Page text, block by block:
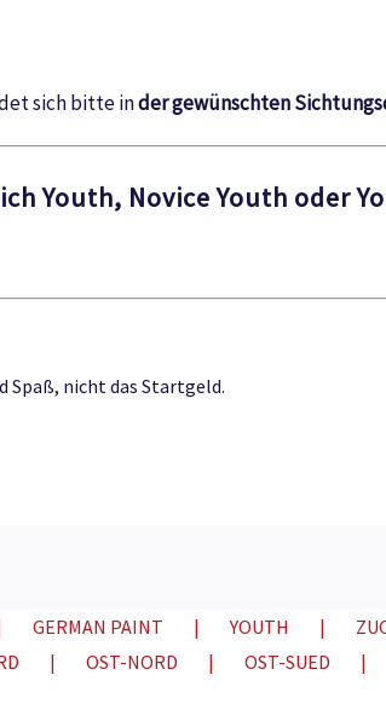
sich bitte inder gewünschten
Youth, Novice Youth oder
Spaß, nicht das Startgeld.
GERMAN PAINT YOUTH
OST-NORD OST-SUED